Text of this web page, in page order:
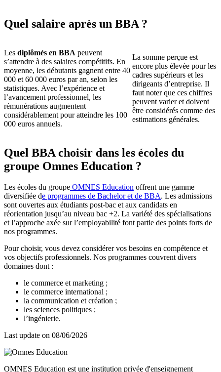
Quel salaire après un BBA ?
Les diplômés en BBA peuvent
s’attendre à des salaires compétitifs. En
moyenne, les débutants gagnent entre 40
000 et 60 000 euros par an, selon les
statistiques. Avec l’expérience et
l’avancement professionnel, les
rémunérations augmentent
considérablement pour atteindre les 100
000 euros annuels.
La somme perçue est
encore plus élevée pour les
cadres supérieurs et les
dirigeants d’entreprise. Il
faut noter que ces chiffres
peuvent varier et doivent
être considérés comme des
estimations générales.
Quel BBA choisir dans les écoles du
groupe Omnes Education ?
Les écoles du groupe OMNES Education offrent une gamme
diversifiée de programmes de Bachelor et de BBA. Les admissions
sont ouvertes aux étudiants post-bac et aux candidats en
réorientation jusqu’au niveau bac +2. La variété des spécialisations
et l’approche axée sur l’employabilité font partie des points forts de
nos programmes.
Pour choisir, vous devez considérer vos besoins en compétence et
vos objectifs professionnels. Nos programmes couvrent divers
domaines dont :
le commerce et marketing ;
le commerce international ;
la communication et création ;
les sciences politiques ;
l’ingénierie.
Last update on 08/06/2026
OMNES Education est une institution privée d'enseignement